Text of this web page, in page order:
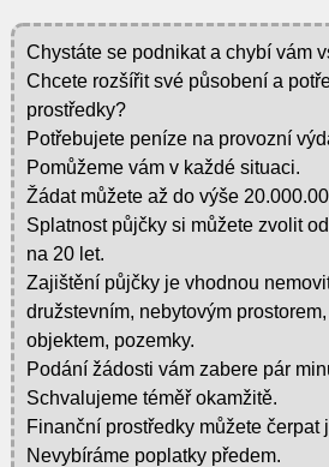
Chystáte se podnikat a chybí vám
Chcete rozšířit své působení a
prostředky?
Potřebujete peníze na provozní
Pomůžeme vám v každé situaci.
Žádat můžete až do výše
Splatnost půjčky si můžete zvolit
na 20 let.
Zajištění půjčky je vhodnou
družstevním, nebytovým
objektem, pozemky.
Podání žádosti vám zabere pár
Schvalujeme téměř okamžitě.
Finanční prostředky můžete čerpat
Nevybíráme poplatky předem.